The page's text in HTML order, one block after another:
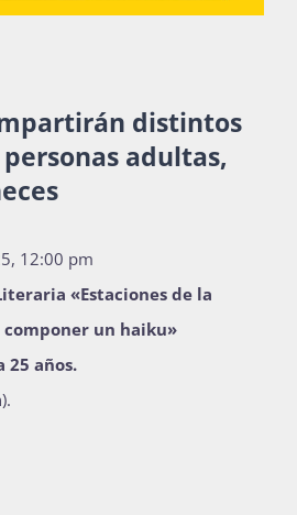
distintos
adultas,
12:00 pm
«Estaciones de la
un haiku»
25 años.